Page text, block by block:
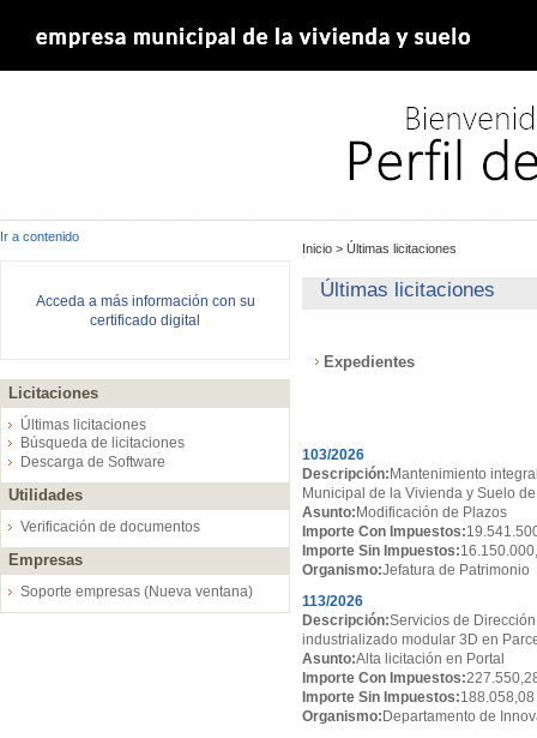
Ir a contenido
Acceda a más información con su
certificado digital
Licitaciones
Últimas licitaciones
Búsqueda de licitaciones
Descarga de Software
Utilidades
Verificación de documentos
Empresas
Soporte empresas (Nueva ventana)
Inicio > Últimas licitaciones
Últimas licitaciones
Expedientes
103/2026
Descripción: Mantenimiento
Municipal de la Vivienda y Suelo
Asunto: Modificación de Plazos
Importe Con Impuestos:
Importe Sin Impuestos:
Organismo:Jefatura de Patrimonio
113/2026
Descripción:Servicios de
industrializado modular 3D en
Asunto:Alta licitación en Portal
Importe Con Impuestos:
Importe Sin Impuestos:188.058,08
Organismo: Departamento de